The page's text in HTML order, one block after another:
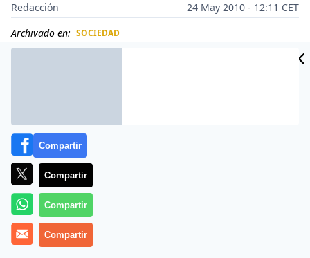
Redacción
24 May 2010 - 12:11 CET
Archivado en: SOCIEDAD
Compartir
Compartir
Compartir
Compartir